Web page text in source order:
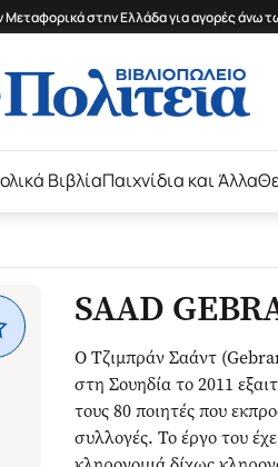
Μεταφορικά στην Ελλάδα για αγορές άνω
ΒιβλίαΠαιχνίδια και Άλλα
SAAD
Ο Τζιμπράν Σαάντ
στη Σουηδία το 2011
τους 80 ποιητές που
συλλογές. Το έργο του